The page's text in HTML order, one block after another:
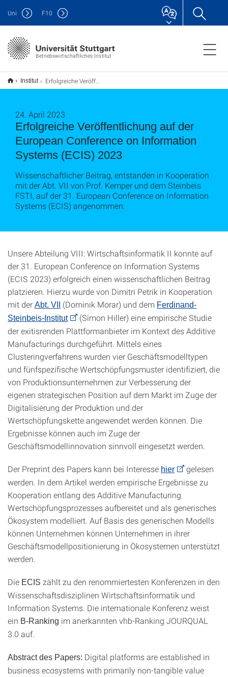
Betriebswirtschaftliches Institut
Uni F10
Institut Erfolgreiche Veröffentlichung auf der European Conference on Information Systems (ECIS) 2023
Erfolgreiche Veröffentlichung auf der
European Conference on Information
Systems (ECIS) 2023
24. April 2023
Wissenschaftlicher Beitrag, entstanden in Kooperation
mit der Abt. VII von Prof. Kemper und dem Steinbeis
FSTI, auf der 31. European Conference on Information
Systems (ECIS) angenommen.
Unsere Abteilung VIII: Wirtschaftsinformatik II konnte auf
der 31. European Conference on Information Systems
(ECIS 2023) erfolgreich einen wissenschaftlichen Beitrag
platzieren. Hierzu wurde von Dimitri Petrik in Kooperation
mit der Abt. VII (Dominik Morar) und dem Ferdinand-
Steinbeis-Institut
(Simon Hiller) eine empirische Studie
der exitisrenden Plattformanbieter im Kontext des Additive
Manufacturings durchgeführt. Mittels eines
Clusteringverfahrens wurden vier Geschäftsmodelltypen
und fünfspezifische Wertschöpfungsmuster identifiziert, die
von Produktionsunternehmen zur Verbesserung der
eigenen strategischen Position auf dem Markt im Zuge der
Digitalisierung der Produktion und der
Wertschöpfungskette angewendet werden können. Die
Ergebnisse können auch im Zuge der
Geschäftsmodellinnovation sinnvoll eingesetzt werden.
Der Preprint des Papers kann bei Interesse hier
gelesen
werden. In dem Artikel werden empirische Ergebnisse zu
Kooperation entlang des Additive Manufacturing
Wertschöpfungsprozesses aufbereitet und als generisches
Ökosystem modelliert. Auf Basis des generischen Modells
können Unternehmen können Unternehmen in ihrer
Geschäftsmodellpositionierung in Ökosystemen unterstützt
werden.
Die ECIS zählt zu den renommiertesten Konferenzen in den
Wissenschaftsdisziplinen Wirtschaftsinformatik und
Information Systems. Die internationale Konferenz weist
ein B-Ranking im anerkannten vhb-Ranking JOURQUAL
3.0 auf.
Abstract des Papers: Digital platforms are established in
business ecosystems with primarily non-tangible value